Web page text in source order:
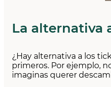
La alternativa
¿Hay alternativa a los
primeros. Por ejemplo,
imaginas querer